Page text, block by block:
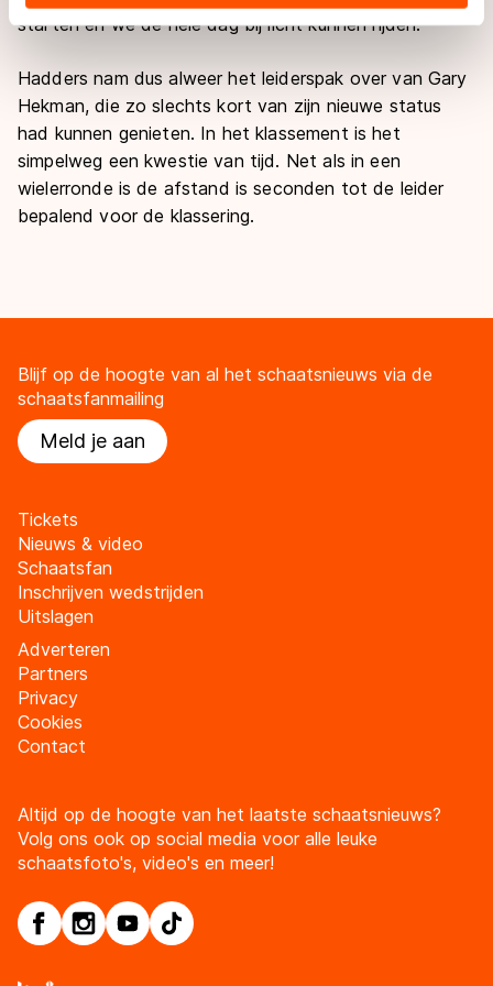
landen buiten de EU, zoals de VS, waar mogelijk geen
adequaat beschermingsniveau geldt volgens de GDPR.
overdracht. Meer informatie vindt u in onscookiebeleid.
starten en we de hele dag bij licht kunnen rijden.’’
Hadders nam dus alweer het leiderspak over van Gary
Hekman, die zo slechts kort van zijn nieuwe status
had kunnen genieten. In het klassement is het
simpelweg een kwestie van tijd. Net als in een
wielerronde is de afstand is seconden tot de leider
bepalend voor de klassering.
Blijf op de hoogte van al het schaatsnieuws via de
schaatsfanmailing
Meld je aan
Tickets
Nieuws & video
Schaatsfan
Inschrijven wedstrijden
Uitslagen
Adverteren
Partners
Privacy
Cookies
Contact
Altijd op de hoogte van het laatste schaatsnieuws?
Volg ons ook op social media voor alle leuke
schaatsfoto's, video's en meer!